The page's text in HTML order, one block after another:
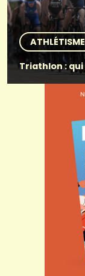
ATHLÉTISME
Triathlon :